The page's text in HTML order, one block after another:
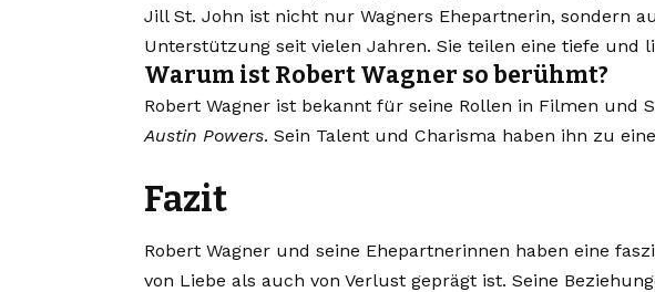
Jill St. John ist nicht nur Wagners Ehepartnerin, sondern
Unterstützung seit vielen Jahren. Sie teilen eine tiefe und
Warum ist Robert Wagner so berühmt?
Robert Wagner ist bekannt für seine Rollen in Filmen und
Austin Powers. Sein Talent und Charisma haben ihn zu
Fazit
Robert Wagner und seine Ehepartnerinnen haben eine
von Liebe als auch von Verlust geprägt ist. Seine